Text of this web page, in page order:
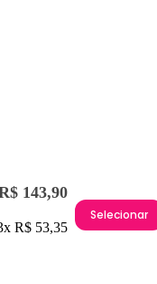
143,90
R$ 53,35
Selecionar